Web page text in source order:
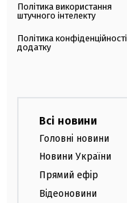
Політика використання
штучного інтелекту
Політика конфіденційності
додатку
Всі новини
Головні новини
Новини України
Прямий ефір
Відеоновини